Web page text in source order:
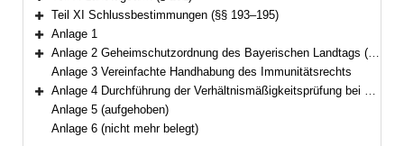
Bereich erweitern
Bereich erweitern
Teil XI Schlussbestimmungen (§§ 193–195)
Bereich erweitern
Anlage 1
Bereich erweitern
Anlage 2 Geheimschutzordnung des Bayerischen Landtags (GeheimSchO)
Anlage 3 Vereinfachte Handhabung des Immunitätsrechts
Bereich erweitern
Anlage 4 Durchführung der Verhältnismäßigkeitsprüfung bei berufsreglementierenden Regelungen im Anwendungsbereich der Richtlinie 2005/36/EG
Anlage 5 (aufgehoben)
Anlage 6 (nicht mehr belegt)